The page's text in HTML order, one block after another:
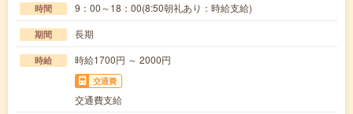
時間 9：00～18：00(8:50朝礼あり：時給支給)
期間 長期
時給 時給1700円 ～ 2000円
交通費
交通費支給